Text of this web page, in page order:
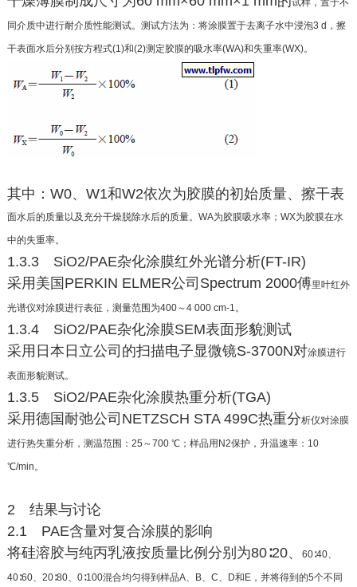
试样，置于不
同介质中进行耐介质性能测试。测试方法为：将涂膜置于去离子水中浸泡3 d，擦
干表面水后分别按方程式(1)和(2)测定胶膜的吸水率(WA)和失重率(WX)。
其中：W0、W1和W2依次为胶膜的初始质量、擦干表
面水后的质量以及充分干燥脱除水后的质量。WA为胶膜吸水率；WX为胶膜在水
中的失重率。
1.3.3 SiO2/PAE杂化涂膜红外光谱分析(FT-IR)
采用美国PERKIN ELMER公司Spectrum 2000傅里叶红外
光谱仪对涂膜进行表征，测量范围为400～4 000 cm-1。
1.3.4 SiO2/PAE杂化涂膜SEM表面形貌测试
采用日本日立公司的扫描电子显微镜S-3700N对涂膜进行
表面形貌测试。
1.3.5 SiO2/PAE杂化涂膜热重分析(TGA)
采用德国耐弛公司NETZSCH STA 499C热重分析仪对涂膜
进行热失重分析，测温范围：25～700 ℃； 样品用N2保护，升温速率：10
℃/min。
2 结果与讨论
2.1 PAE含量对复合涂膜的影响
将硅溶胶与纯丙乳液按质量比例分别为80∶20、
60∶40、
40∶60、20∶80、0∶100混合均匀得到样品A、B、C、D和E，并将得到的5个不同